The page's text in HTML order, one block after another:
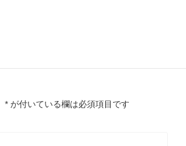
* が付いている欄は必須項目です